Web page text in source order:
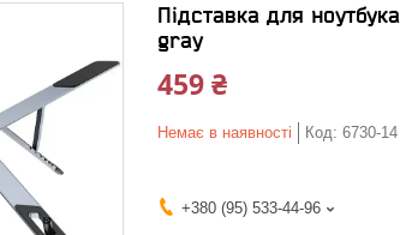
Підставка для
gray
459 ₴
Немає в наявності Код: 6730-14
+380 (95) 533-44-96